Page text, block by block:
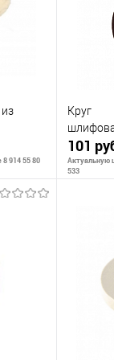
914 55 80
Круг
101
Актуальную
533
К
В